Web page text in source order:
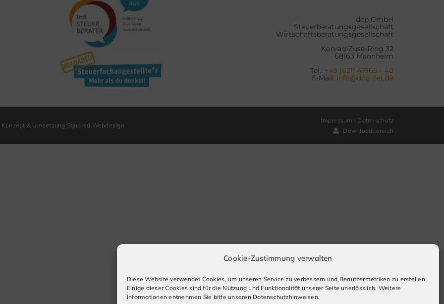
Cookie-Zustimmung verwalten
Diese Website verwendet Cookies, um unseren Service zu verbessern und Benutzermetriken zu erstellen.
Einige dieser Cookies sind für die Nutzung und Funktionalität unserer Seite unerlässlich. Weitere
Informationen entnehmen Sie bitte unseren Datenschutzhinweisen.
dcp GmbH
Steuerberatungsgesellschaft
Wirtschaftsberatungsgesellschaft
Konrad-Zuse-Ring 32
68163 Mannheim
Tel.: +49 (621) 41965 – 40
E-Mail: info@dcp-net.de
& Umsetzung Squared Webdesign
Impressum | Datenschutz
Downloadbereich